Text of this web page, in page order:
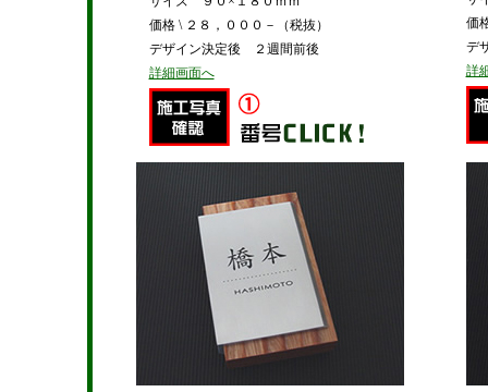
価格 \ ２８，０００－（税抜）
デザイン決定後 ２週間前後
詳細画面へ
価
デ
詳